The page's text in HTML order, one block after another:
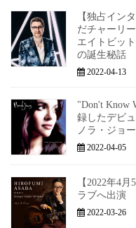
【独占イン
だチャーリ
エイトビッ
の誕生秘話
2022-04-13
"Don't Know
録したデビ
ノラ・ジョー
2022-04-05
【2022年4
ラブへ出演
2022-03-26